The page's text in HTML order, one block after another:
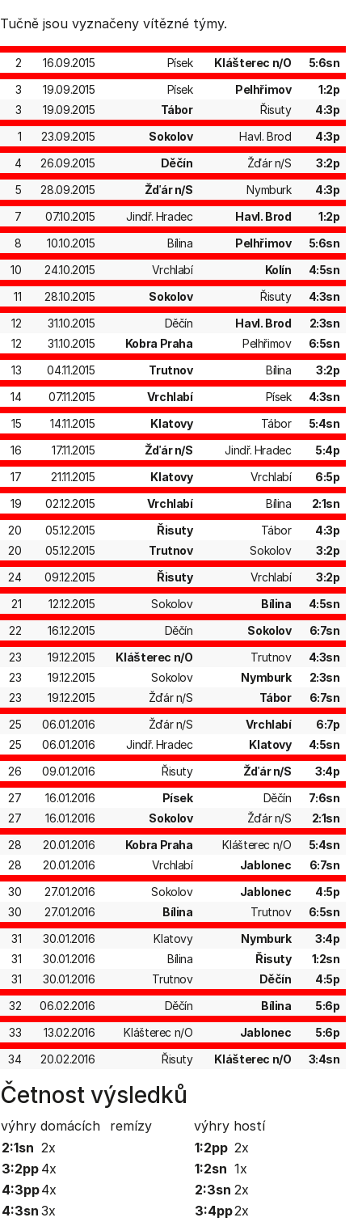
Tučně jsou vyznačeny vítězné týmy.
2 16.09.2015 Písek Klášterec n/O
5:6sn
3
19.09.2015 Písek Pelhřimov
1:2p
3
19.09.2015 Tábor Řisuty
4:3p
1
23.09.2015 Sokolov Havl. Brod
4:3p
4
26.09.2015 Děčín Žďár n/S
3:2p
5
28.09.2015 Žďár n/S Nymburk
4:3p
7
07.10.2015 Jindř. Hradec Havl. Brod
1:2p
8
10.10.2015 Bílina Pelhřimov
5:6sn
10
24.10.2015 Vrchlabí Kolín
4:5sn
11
28.10.2015 Sokolov Řisuty
4:3sn
12
31.10.2015 Děčín Havl. Brod
2:3sn
12
31.10.2015 Kobra Praha Pelhřimov
6:5sn
13
04.11.2015 Trutnov Bílina
3:2p
14
07.11.2015 Vrchlabí Písek
4:3sn
15
14.11.2015 Klatovy Tábor
5:4sn
16
17.11.2015 Žďár n/S Jindř. Hradec
5:4p
17
21.11.2015 Klatovy Vrchlabí
6:5p
19
02.12.2015 Vrchlabí Bílina
2:1sn
20
05.12.2015 Řisuty Tábor
4:3p
20
05.12.2015 Trutnov Sokolov
3:2p
24
09.12.2015 Řisuty Vrchlabí
3:2p
21
12.12.2015 Sokolov Bílina
4:5sn
22
16.12.2015 Děčín Sokolov
6:7sn
23
19.12.2015 Klášterec n/O Trutnov
4:3sn
23
19.12.2015 Sokolov Nymburk
2:3sn
23
19.12.2015 Žďár n/S Tábor
6:7sn
25
06.01.2016 Žďár n/S Vrchlabí
6:7p
25
06.01.2016 Jindř. Hradec Klatovy
4:5sn
26
09.01.2016 Řisuty Žďár n/S
3:4p
27
16.01.2016 Písek Děčín
7:6sn
27
16.01.2016 Sokolov Žďár n/S
2:1sn
28
20.01.2016 Kobra Praha Klášterec n/O
5:4sn
28
20.01.2016 Vrchlabí Jablonec
6:7sn
30
27.01.2016 Sokolov Jablonec
4:5p
30
27.01.2016 Bílina Trutnov
6:5sn
31
30.01.2016 Klatovy Nymburk
3:4p
31
30.01.2016 Bílina Řisuty
1:2sn
31
30.01.2016 Trutnov Děčín
4:5p
32
06.02.2016 Děčín Bílina
5:6p
33
13.02.2016 Klášterec n/O Jablonec
5:6p
34
20.02.2016 Řisuty Klášterec n/O 3:4sn
Četnost výsledků
výhry domácích remízy výhry hostí
2:1sn 2x
3:2pp 4x
4:3pp4x
4:3sn 3x
1:2pp 2x
1:2sn 1x
2:3sn 2x
3:4pp2x